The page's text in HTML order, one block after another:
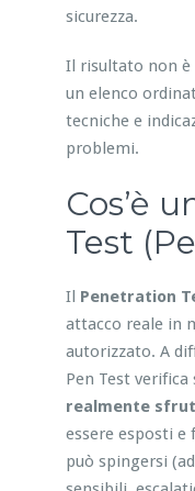
sicurezza.
Il risultato non è
un elenco
tecniche e
problemi.
Cos’è
Test
Il Penetration
attacco reale in
autorizzato. A
Pen Test
realmente
essere esposti e
può spingersi